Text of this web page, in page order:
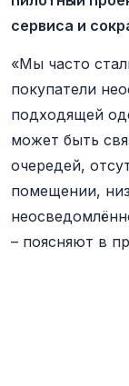
сервиса и
«Мы часто
покупатели
подходящей
может быть
очередей,
помещении,
– поясняют в